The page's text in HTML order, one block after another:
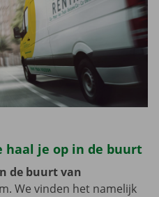
haal je op in de buurt
de buurt van
We vinden het namelijk